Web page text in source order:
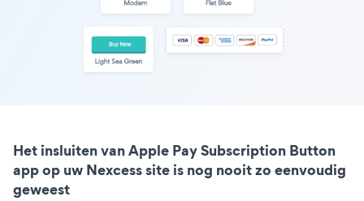
Het insluiten van Apple Pay Subscription Button
app op uw Nexcess site is nog nooit zo eenvoudig
geweest